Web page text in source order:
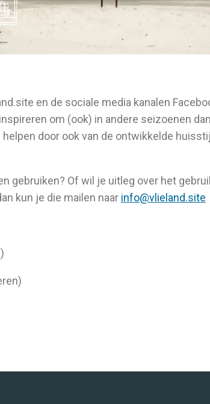
en de sociale media kanalen
om (ook) in andere seizoenen
door ook van de ontwikkelde
gebruiken? Of wil je uitleg over het
kun je die mailen naar info@vlieland.site